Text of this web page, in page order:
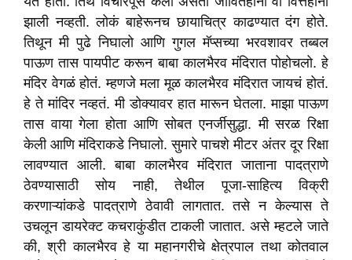
झाली नव्हती. लोकं बाहेरूनच छायाचित्र काढण्यात दंग होते.
तिथून मी पुढे निघालो आणि गुगल मॅप्सच्या भरवशावर तब्बल
पाऊण तास पायपीट करून बाबा कालभैरव मंदिरात पोहोचलो. हे
मंदिर वेगळं होतं. म्हणजे मला मूळ कालभैरव मंदिरात जायचं होतं.
हे ते मांदिर नव्हतं. मी डोक्यावर हात मारून घेतला. माझा पाऊण
तास वाया गेला होता आणि सोबत एनर्जीसुद्धा. मी सरळ रिक्षा
केली आणि मंदिराकडे निघालो. सुमारे पाचशे मीटर अंतर दूर रिक्षा
लावण्यात आली. बाबा कालभैरव मंदिरात जाताना पादत्राणे
ठेवण्यासाठी सोय नाही, तेथील पूजा-साहित्य विक्री
करणाऱ्यांकडे पादत्राणे ठेवावी लागतात. तसे न केल्यास ते
उचलून डायरेक्ट कचराकुंडीत टाकली जातात. असे म्हटले जाते
की, श्री कालभैरव हे या महानगरीचे क्षेत्रपाल तथा कोतवाल